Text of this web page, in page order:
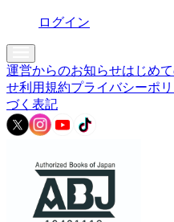
ログイン
運営からのお知らせはじめ
せ利用規約プライバシーポ
づく表記